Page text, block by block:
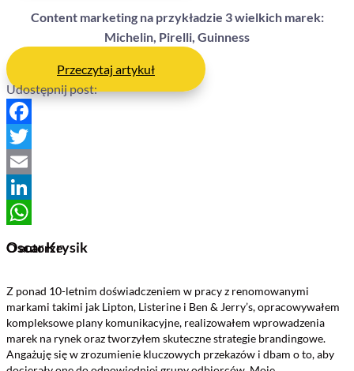
Content marketing na przykładzie 3 wielkich marek:
Michelin, Pirelli, Guinness
Przeczytaj artykuł
Udostępnij post:
Facebook
Twitter
Email
LinkedIn
O autorze
Oscar Krysik
Z ponad 10-letnim doświadczeniem w pracy z renomowanymi
markami takimi jak Lipton, Listerine i Ben & Jerry’s, opracowywałem
kompleksowe plany komunikacyjne, realizowałem wprowadzenia
marek na rynek oraz tworzyłem skuteczne strategie brandingowe.
Angażuję się w zrozumienie kluczowych przekazów i dbam o to, aby